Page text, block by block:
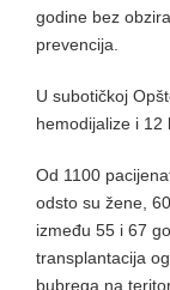
godine bez
prevencija.
U subotičkoj
hemodijalize i 12
Od 1100
odsto su žene,
između 55 i 67
transplantacija
bubrega na